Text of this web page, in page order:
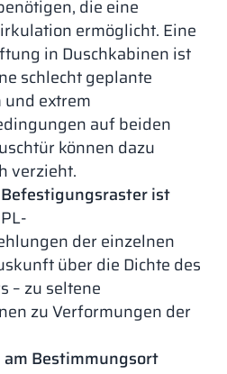
die eine
ermöglicht. Eine
in Duschkabinen ist
schlecht geplante
extrem
auf beiden
können dazu
verzieht.
ist
der einzelnen
über die Dichte des
– zu seltene
zu Verformungen der
Bestimmungsort